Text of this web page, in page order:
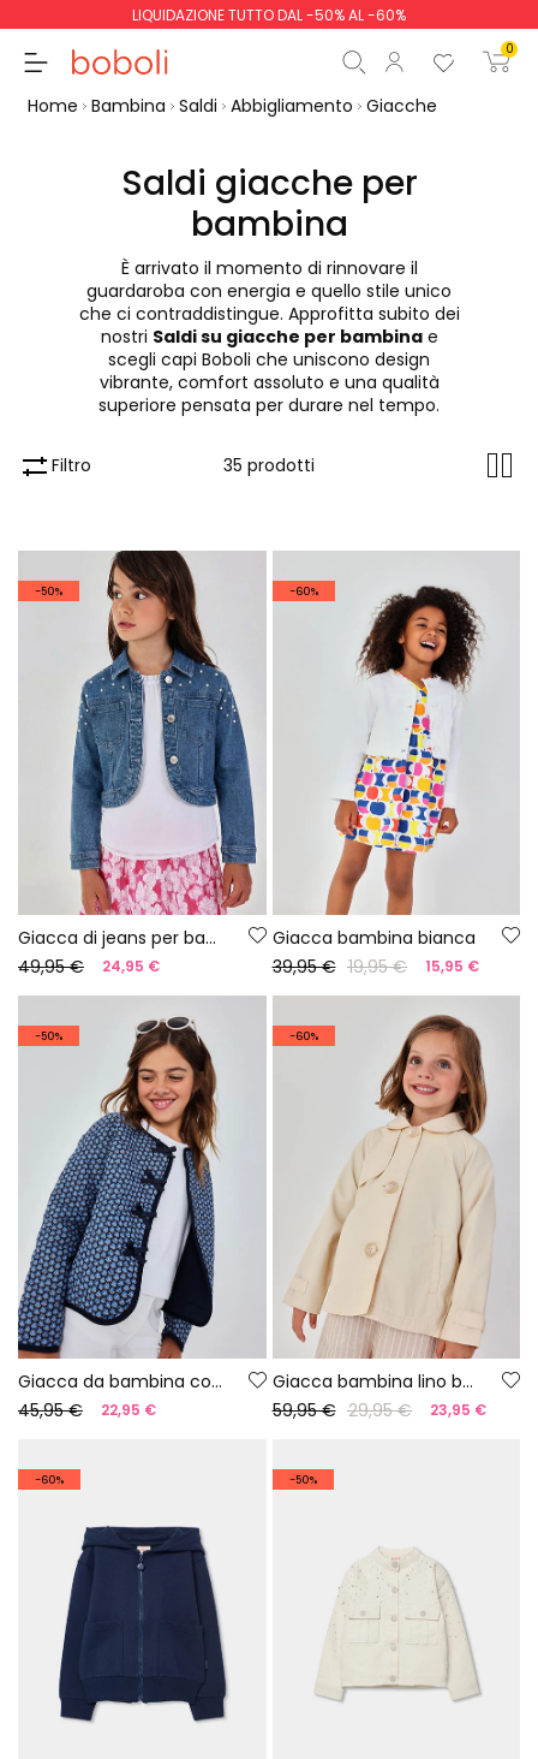
LIQUIDAZIONE TUTTO DAL -50% AL -60%
0
Totale 0,00 €
Continua Inizio ordine
Home Bambina Saldi Abbigliamento Giacche
Saldi giacche per
bambina
È arrivato il momento di rinnovare il
guardaroba con energia e quello stile unico
che ci contraddistingue. Approfitta subito dei
nostri Saldi su giacche per bambinae
scegli capi Boboli che uniscono design
vibrante, comfort assoluto e una qualità
superiore pensata per durare nel tempo.
Filtro 35 prodotti
-50%
Giacca di jeans per bambina colore denim chiaro con fiocchetti
49,95 €
24,95 €
-60%
Giacca bambina bianca
39,95 € 19,95 € 15,95 €
-50%
Giacca da bambina con stampa blu
45,95 €
22,95 €
-60%
Giacca bambina lino beige
59,95 € 29,95 € 23,95 €
-60% -50%